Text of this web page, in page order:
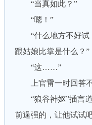
“当真如此？”
“嗯！”
“什么地方不好试
跟姑娘比掌是什么？”
“这……”
上官雷一时回答不
“狼谷神妪”插言道
前逞强的，让他试试